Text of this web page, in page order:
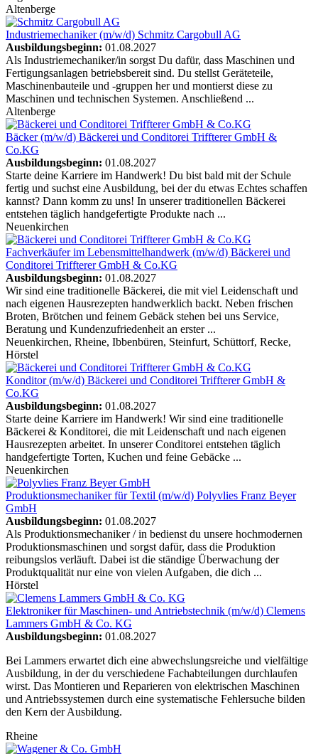
Altenberge
Industriemechaniker (m/w/d) Schmitz Cargobull AG
Ausbildungsbeginn: 01.08.2027
Als Industriemechaniker/in sorgst Du dafür, dass Maschinen und
Fertigungsanlagen betriebsbereit sind. Du stellst Geräteteile,
Maschinenbauteile und -gruppen her und montierst diese zu
Maschinen und technischen Systemen. Anschließend ...
Altenberge
Bäcker (m/w/d) Bäckerei und Conditorei Triffterer GmbH &
Co.KG
Ausbildungsbeginn: 01.08.2027
Starte deine Karriere im Handwerk! Du bist bald mit der Schule
fertig und suchst eine Ausbildung, bei der du etwas Echtes schaffen
kannst? Dann komm zu uns! In unserer traditionellen Bäckerei
entstehen täglich handgefertigte Produkte nach ...
Neuenkirchen
Fachverkäufer im Lebensmittelhandwerk (m/w/d) Bäckerei und
Conditorei Triffterer GmbH & Co.KG
Ausbildungsbeginn: 01.08.2027
Wir sind eine traditionelle Bäckerei, die mit viel Leidenschaft und
nach eigenen Hausrezepten handwerklich backt. Neben frischen
Broten, Brötchen und feinem Gebäck stehen bei uns Service,
Beratung und Kundenzufriedenheit an erster ...
Neuenkirchen, Rheine, Ibbenbüren, Steinfurt, Schüttorf, Recke,
Hörstel
Konditor (m/w/d) Bäckerei und Conditorei Triffterer GmbH &
Co.KG
Ausbildungsbeginn: 01.08.2027
Starte deine Karriere im Handwerk! Wir sind eine traditionelle
Bäckerei & Konditorei, die mit Leidenschaft und nach eigenen
Hausrezepten arbeitet. In unserer Conditorei entstehen täglich
handgefertigte Torten, Kuchen und feine Gebäcke ...
Neuenkirchen
Produktionsmechaniker für Textil (m/w/d) Polyvlies Franz Beyer
GmbH
Ausbildungsbeginn: 01.08.2027
Als Produktionsmechaniker / in bedienst du unsere hochmodernen
Produktionsmaschinen und sorgst dafür, dass die Produktion
reibungslos verläuft. Dabei ist die ständige Überwachung der
Produktqualität nur eine von vielen Aufgaben, die dich ...
Hörstel
Elektroniker für Maschinen- und Antriebstechnik (m/w/d) Clemens
Lammers GmbH & Co. KG
Ausbildungsbeginn: 01.08.2027
Bei Lammers erwartet dich eine abwechslungsreiche und vielfältige
Ausbildung, in der du verschiedene Fachabteilungen durchlaufen
wirst. Das Montieren und Reparieren von elektrischen Maschinen
und Antriebssystemen durch eine systematische Fehlersuche bilden
den Kern der Ausbildung.
Rheine